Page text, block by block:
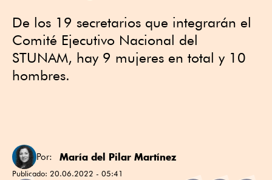
De los 19 secretarios que integrarán el
Comité Ejecutivo Nacional del
STUNAM, hay 9 mujeres en total y 10
hombres.
Por: María del Pilar Martínez
Publicado: 20.06.2022 - 05:41